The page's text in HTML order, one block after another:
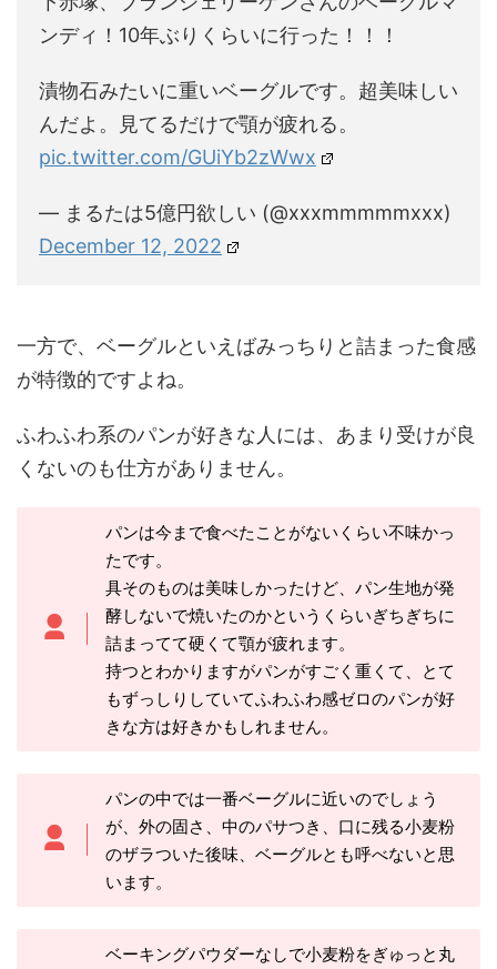
ンディ！10年ぶりくらいに行った！！！
漬物石みたいに重いベーグルです。超美味しい
んだよ。見てるだけで顎が疲れる。
pic.twitter.com/GUiYb2zWwx
— まるたは5億円欲しい (@xxxmmmmmxxx)
December 12, 2022
一方で、ベーグルといえばみっちりと詰まった食感
が特徴的ですよね。
ふわふわ系のパンが好きな人には、あまり受けが良
くないのも仕方がありません。
パンは今まで食べたことがないくらい不味かっ
たです。
具そのものは美味しかったけど、パン生地が発
酵しないで焼いたのかというくらいぎちぎちに
詰まってて硬くて顎が疲れます。
持つとわかりますがパンがすごく重くて、とて
もずっしりしていてふわふわ感ゼロのパンが好
きな方は好きかもしれません。
パンの中では一番ベーグルに近いのでしょう
が、外の固さ、中のパサつき、口に残る小麦粉
のザラついた後味、ベーグルとも呼べないと思
います。
ベーキングパウダーなしで小麦粉をぎゅっと丸